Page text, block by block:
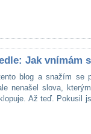
Jak vnímám
blog a snažím se
nenašel slova,
Až teď. Pokusil